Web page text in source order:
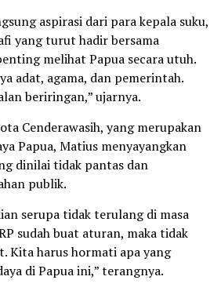
aspirasi dari para kepala suku,
yang turut hadir bersama
melihat Papua secara utuh.
adat, agama, dan pemerintah.
beriringan,” ujarnya.
Cenderawasih, yang merupakan
Papua, Matius menyayangkan
dinilai tidak pantas dan
publik.
serupa tidak terulang di masa
sudah buat aturan, maka tidak
Kita harus hormati apa yang
di Papua ini,” terangnya.